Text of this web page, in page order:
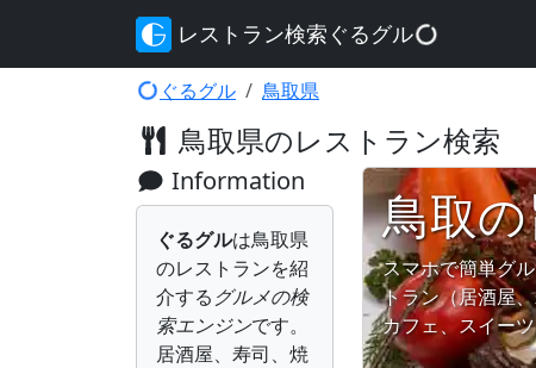
ぐるグル 鳥取県
鳥取県のレストラン検索
鳥取
スマホで簡単グ
トラン（居酒屋
カフェ、スイー
Information
ぐるグルは鳥取県
のレストランを紹
介する グルメの検
索エンジンです。
居酒屋、寿司、焼
レストラン検索ぐるグル